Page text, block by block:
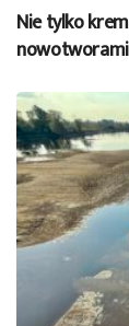
Nie tylko